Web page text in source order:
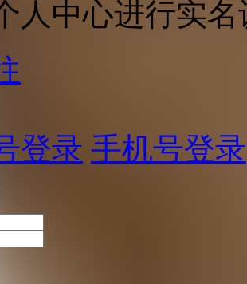
人中心进行实名
登录 手机号登录